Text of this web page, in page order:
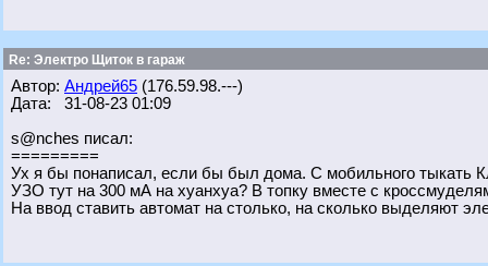
Re: Электро Щиток в гараж
Автор: Андрей65 (176.59.98.---)
Дата: 31-08-23 01:09
s@nches писал:
=========
Ух я бы понаписал, если бы был дома. С мобильного тыкать
УЗО тут на 300 мА на хуанхуа? В топку вместе с
На ввод ставить автомат на столько, на сколько выделяют